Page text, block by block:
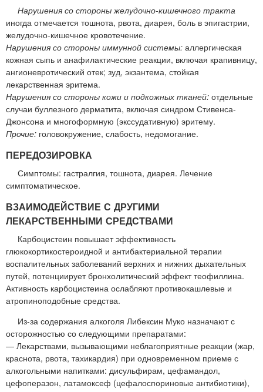
Нарушения со стороны желудочно-кишечного тракта
иногда отмечается тошнота, рвота, диарея, боль в эпигастрии,
желудочно-кишечное кровотечение.
Нарушения со стороны иммунной системы: аллергическая
кожная сыпь и анафилактические реакции, включая крапивницу,
ангионевротический отек; зуд, экзантема, стойкая
лекарственная эритема.
Нарушения со стороны кожи и подкожных тканей: отдельные
случаи буллезного дерматита, включая синдром Стивенса-
Джонсона и многоформную (экссудативную) эритему.
Прочие: головокружение, слабость, недомогание.
ПЕРЕДОЗИРОВКА
Симптомы: гастралгия, тошнота, диарея. Лечение
симптоматическое.
ВЗАИМОДЕЙСТВИЕ С ДРУГИМИ
ЛЕКАРСТВЕННЫМИ СРЕДСТВАМИ
Карбоцистеин повышает эффективность
глюкокортикостероидной и антибактериальной терапии
воспалительных заболеваний верхних и нижних дыхательных
путей, потенциирует бронхолитический эффект теофиллина.
Активность карбоцистеина ослабляют противокашлевые и
атропиноподобные средства.
Из-за содержания алкоголя Либексин Муко назначают с
осторожностью со следующими препаратами:
— Лекарствами, вызывающими неблагоприятные реакции (жар,
краснота, рвота, тахикардия) при одновременном приеме с
алкогольными напитками: дисульфирам, цефамандол,
цефоперазон, латамоксеф (цефалоспориновые антибиотики),